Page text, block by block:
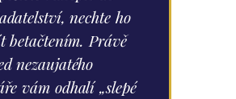
nechte ho
betačtením. Právě
nezaujatého
vám odhalí „slepé